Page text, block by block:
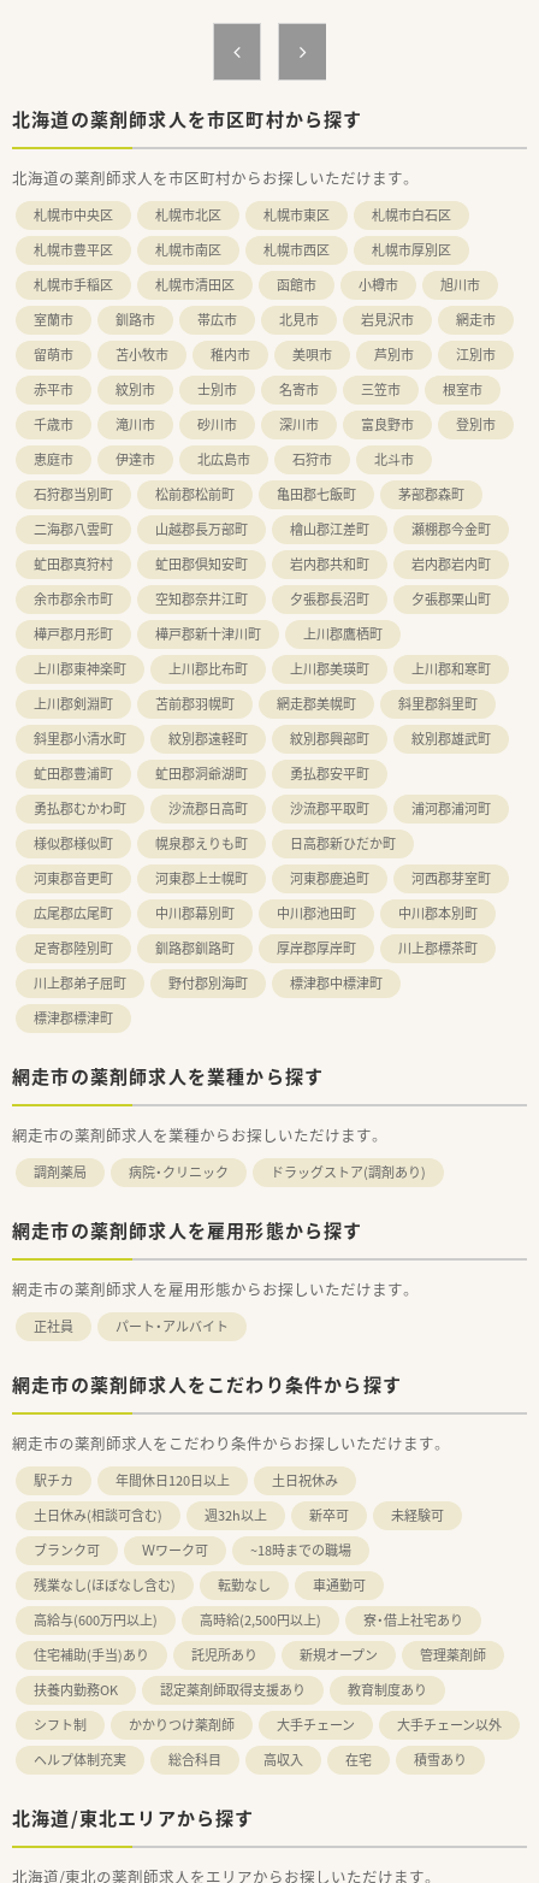
北海道の薬剤師求人を市区町村から探す
北海道の薬剤師求人を市区町村からお探しいただけます。
札幌市中央区 札幌市北区 札幌市東区
札幌市白石区
札幌市豊平区
札幌市南区 札幌市西区
札幌市厚別区
札幌市手稲区
札幌市清田区 函館市 小樽市
旭川市
室蘭市
釧路市 帯広市 北見市 岩見沢市
網走市
留萌市
苫小牧市 稚内市 美唄市 芦別市
江別市
赤平市
紋別市 士別市 名寄市 三笠市
根室市
千歳市
滝川市 砂川市 深川市 富良野市
登別市
恵庭市
伊達市 北広島市 石狩市
北斗市
石狩郡当別町
松前郡松前町 亀田郡七飯町
茅部郡森町
二海郡八雲町
山越郡長万部町 檜山郡江差町
瀬棚郡今金町
虻田郡真狩村
虻田郡倶知安町 岩内郡共和町
岩内郡岩内町
余市郡余市町
空知郡奈井江町 夕張郡長沼町
夕張郡栗山町
樺戸郡月形町
樺戸郡新十津川町
上川郡鷹栖町
上川郡東神楽町
上川郡比布町 上川郡美瑛町
上川郡和寒町
上川郡剣淵町
苫前郡羽幌町 網走郡美幌町
斜里郡斜里町
斜里郡小清水町
紋別郡遠軽町 紋別郡興部町
紋別郡雄武町
虻田郡豊浦町
虻田郡洞爺湖町
勇払郡安平町
勇払郡むかわ町
沙流郡日高町 沙流郡平取町
浦河郡浦河町
様似郡様似町
幌泉郡えりも町
日高郡新ひだか町
河東郡音更町
河東郡上士幌町 河東郡鹿追町
河西郡芽室町
広尾郡広尾町
中川郡幕別町 中川郡池田町
中川郡本別町
足寄郡陸別町
釧路郡釧路町 厚岸郡厚岸町
川上郡標茶町
川上郡弟子屈町
野付郡別海町
標津郡中標津町
標津郡標津町
網走市の薬剤師求人を業種から探す
網走市の薬剤師求人を業種からお探しいただけます。
調剤薬局 病院・クリニック ドラッグストア(調剤あり)
網走市の薬剤師求人を雇用形態から探す
網走市の薬剤師求人を雇用形態からお探しいただけます。
正社員 パート・アルバイト
網走市の薬剤師求人をこだわり条件から探す
網走市の薬剤師求人をこだわり条件からお探しいただけます。
駅チカ 年間休日120日以上
土日祝休み
土日休み(相談可含む)
週32h以上 新卒可
未経験可
ブランク可
Ｗワーク可
~18時までの職場
残業なし(ほぼなし含む)
転勤なし
車通勤可
高給与(600万円以上)
高時給(2,500円以上)
寮・借上社宅あり
住宅補助(手当)あり
託児所あり 新規オープン
管理薬剤師
扶養内勤務OK
認定薬剤師取得支援あり
教育制度あり
シフト制
かかりつけ薬剤師 大手チェーン
大手チェーン以外
ヘルプ体制充実
総合科目 高収入 在宅 積雪あり
北海道/東北エリアから探す
北海道/東北の薬剤師求人をエリアからお探しいただけます。